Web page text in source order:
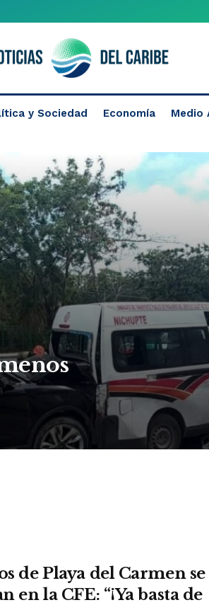
y Sociedad Economía Medio
de Playa del Carmen se
en la CFE: “¡Ya basta de